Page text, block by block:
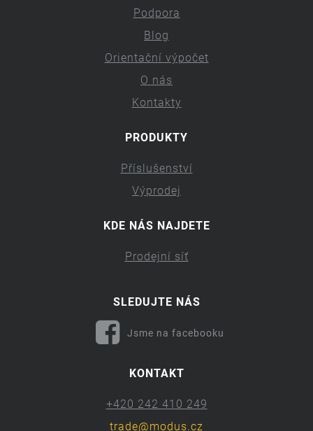
Podpora
Blog
Orientační výpočet
O nás
Kontakty
PRODUKTY
Příslušenství
Výprodej
KDE NÁS NAJDETE
Prodejní síť
SLEDUJTE NÁS
Jsme na facebooku
KONTAKT
+420 242 410 249
trade@modus.cz